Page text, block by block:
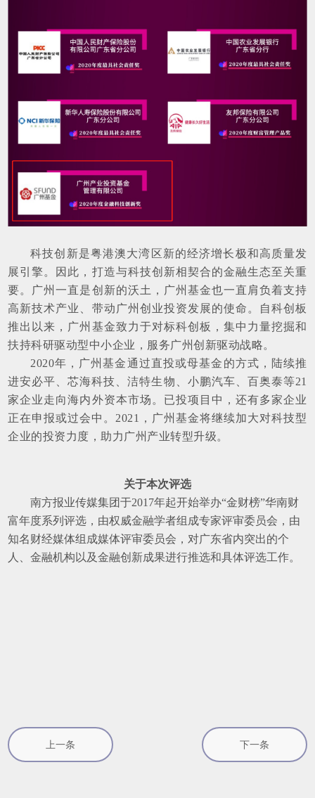
科技创新是粤港澳大湾区新的经济增长极和高质量发
展引擎。因此，打造与科技创新相契合的金融生态至关重
要。广州一直是创新的沃土，广州基金也一直肩负着支持
高新技术产业、带动广州创业投资发展的使命。自科创板
推出以来，广州基金致力于对标科创板，集中力量挖掘和
扶持科研驱动型中小企业，服务广州创新驱动战略。
2020年，广州基金通过直投或母基金的方式，陆续推
进安必平、芯海科技、洁特生物、小鹏汽车、百奥泰等21
家企业走向海内外资本市场。已投项目中，还有多家企业
正在申报或过会中。2021，广州基金将继续加大对科技型
企业的投资力度，助力广州产业转型升级。
关于本次评选
南方报业传媒集团于2017年起开始举办“金财榜”华南财
富年度系列评选，由权威金融学者组成专家评审委员会，由
知名财经媒体组成媒体评审委员会，对广东省内突出的个
人、金融机构以及金融创新成果进行推选和具体评选工作。
上一条 下一条